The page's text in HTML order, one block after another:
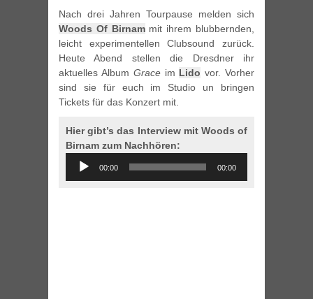
Nach drei Jahren Tourpause melden sich
Woods Of Birnammit ihrem blubbernden,
leicht experimentellen Clubsound zurück.
Heute Abend stellen die Dresdner ihr
aktuelles Album Graceim Lido vor. Vorher
sind sie für euch im Studio un bringen
Tickets für das Konzert mit.
Hier gibt’s das Interview mit Woods of
Birnam zum Nachhören:
Audio
Player
00:00 00:00